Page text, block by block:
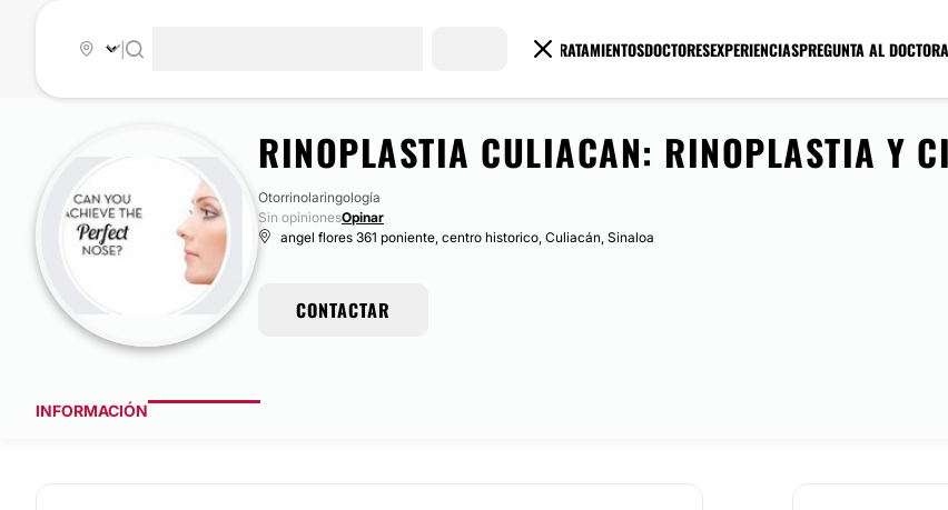
TRATAMIENTOSDOCTORESEXPERIENCIASPREGUNTA AL DOCTOR
RINOPLASTIA CULIACAN: RINOPLASTIA Y
Otorrinolaringología
Sin opinionesOpinar
angel flores 361 poniente, centro historico, Culiacán, Sinaloa
CONTACTAR
INFORMACIÓN